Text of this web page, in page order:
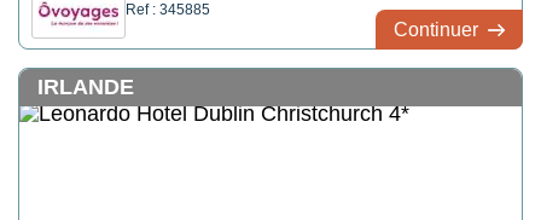
Ref : 345885
Continuer
IRLANDE